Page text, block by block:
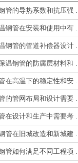
管的导热系数和抗压强 ...
钢管在安装和使用中有 ...
钢管的管道补偿器设计 ...
温钢管的防腐层材料和 ...
在高温下的稳定性和安 ...
的管网布局和设计需要 ...
在设计和生产中需要考 ...
管在旧城改造和新城建 ...
管如何满足不同工程项 ...